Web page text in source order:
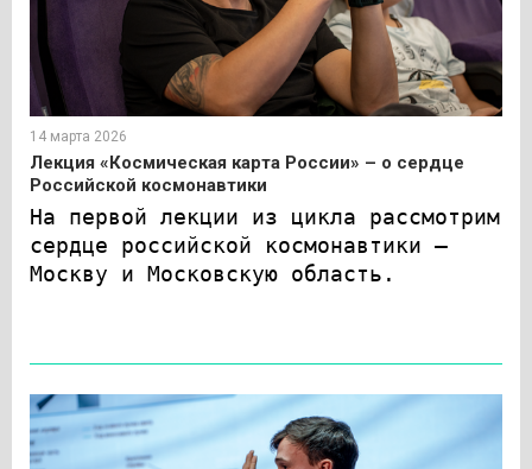
14 марта 2026
Лекция «Космическая карта России» – о сердце
Российской космонавтики
На первой лекции из цикла рассмотрим
сердце российской космонавтики –
Москву и Московскую область.